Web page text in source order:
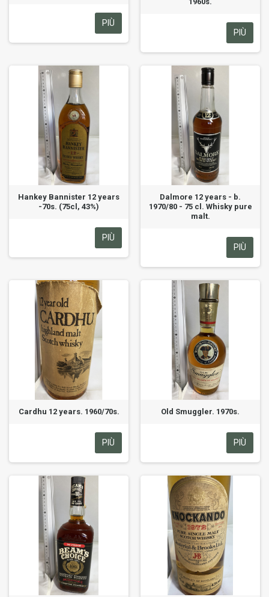
PIÙ
PIÙ
Hankey Bannister 12 years
-70s. (75cl, 43%)
PIÙ
Dalmore 12 years - b.
1970/80 - 75 cl. Whisky pure
malt.
PIÙ
Cardhu 12 years. 1960/70s.
PIÙ
Old Smuggler. 1970s.
PIÙ